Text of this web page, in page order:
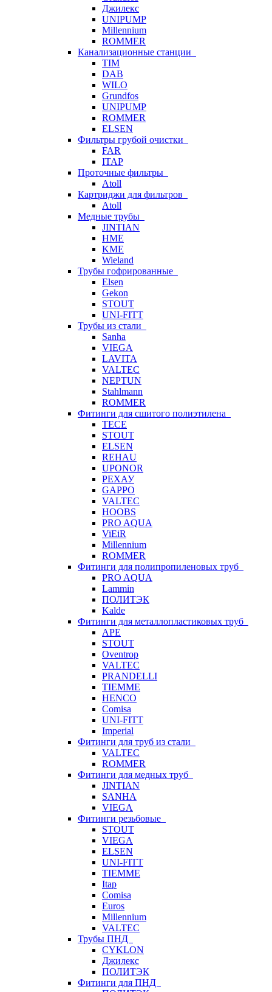
Джилекс
UNIPUMP
Millennium
ROMMER
Канализационные станции
TIM
DAB
WILO
Grundfos
UNIPUMP
ROMMER
ELSEN
Фильтры грубой очистки
FAR
ITAP
Проточные фильтры
Atoll
Картриджи для фильтров
Atoll
Медные трубы
JINTIAN
HME
KME
Wieland
Трубы гофрированные
Elsen
Gekon
STOUT
UNI-FITT
Трубы из стали
Sanha
VIEGA
LAVITA
VALTEC
NEPTUN
Stahlmann
ROMMER
Фитинги для сшитого полиэтилена
TECE
STOUT
ELSEN
REHAU
UPONOR
РЕХАУ
GAPPO
VALTEC
HOOBS
PRO AQUA
ViEiR
Millennium
ROMMER
Фитинги для полипропиленовых труб
PRO AQUA
Lammin
ПОЛИТЭК
Kalde
Фитинги для металлопластиковых труб
APE
STOUT
Oventrop
VALTEC
PRANDELLI
TIEMME
HENCO
Comisa
UNI-FITT
Imperial
Фитинги для труб из стали
VALTEC
ROMMER
Фитинги для медных труб
JINTIAN
SANHA
VIEGA
Фитинги резьбовые
STOUT
VIEGA
ELSEN
UNI-FITT
TIEMME
Itap
Comisa
Euros
Millennium
VALTEC
Трубы ПНД
CYKLON
Джилекс
ПОЛИТЭК
Фитинги для ПНД